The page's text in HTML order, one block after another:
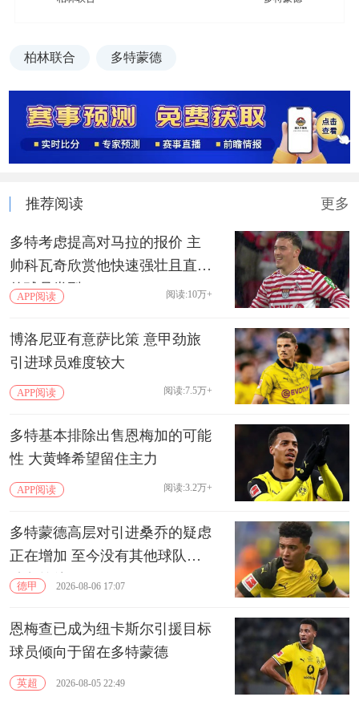
柏林联合 多特蒙德
推荐阅读 更多
多特考虑提高对马拉的报价 主
帅科瓦奇欣赏他快速强壮且直接
的球员类型
APP阅读 阅读:10万+
博洛尼亚有意萨比策 意甲劲旅
引进球员难度较大
APP阅读 阅读:7.5万+
多特基本排除出售恩梅加的可能
性 大黄蜂希望留住主力
APP阅读 阅读:3.2万+
多特蒙德高层对引进桑乔的疑虑
正在增加 至今没有其他球队推
动免签他
德甲 2026-08-06 17:07
恩梅查已成为纽卡斯尔引援目标
球员倾向于留在多特蒙德
英超 2026-08-05 22:49